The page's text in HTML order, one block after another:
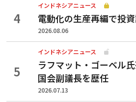
インドネシアニュース
電動化の生産再編で投
2026.08.06
インドネシアニュース
ラフマット・ゴーベル氏
国会副議長を歴任
2026.07.13